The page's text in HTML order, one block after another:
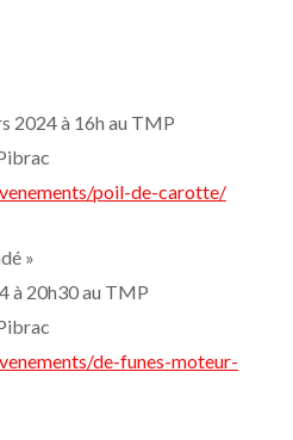
2024 à 16h au TMP
poil-de-carotte/
»
à 20h30 au TMP
de-funes-moteur-